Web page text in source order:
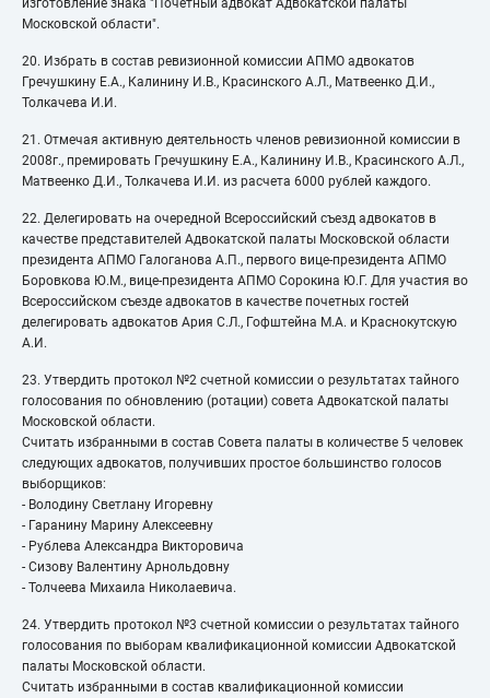
изготовление знака "Почетный адвокат Адвокатской палаты
Московской области".
20. Избрать в состав ревизионной комиссии АПМО адвокатов
Гречушкину Е.А., Калинину И.В., Красинского А.Л., Матвеенко Д.И.,
Толкачева И.И.
21. Отмечая активную деятельность членов ревизионной комиссии в
2008г., премировать Гречушкину Е.А., Калинину И.В., Красинского А.Л.,
Матвеенко Д.И., Толкачева И.И. из расчета 6000 рублей каждого.
22. Делегировать на очередной Всероссийский съезд адвокатов в
качестве представителей Адвокатской палаты Московской области
президента АПМО Галоганова А.П., первого вице-президента АПМО
Боровкова Ю.М., вице-президента АПМО Сорокина Ю.Г. Для участия во
Всероссийском съезде адвокатов в качестве почетных гостей
делегировать адвокатов Ария С.Л., Гофштейна М.А. и Краснокутскую
А.И.
23. Утвердить протокол №2 счетной комиссии о результатах тайного
голосования по обновлению (ротации) совета Адвокатской палаты
Московской области.
Считать избранными в состав Совета палаты в количестве 5 человек
следующих адвокатов, получивших простое большинство голосов
выборщиков:
- Володину Светлану Игоревну
- Гаранину Марину Алексеевну
- Рублева Александра Викторовича
- Сизову Валентину Арнольдовну
- Толчеева Михаила Николаевича.
24. Утвердить протокол №3 счетной комиссии о результатах тайного
голосования по выборам квалификационной комиссии Адвокатской
палаты Московской области.
Считать избранными в состав квалификационной комиссии